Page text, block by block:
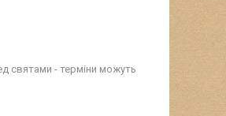
святами - терміни можуть